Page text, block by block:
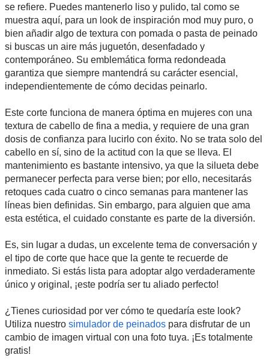
se refiere. Puedes mantenerlo liso y pulido, tal como se
muestra aquí, para un look de inspiración mod muy puro, o
bien añadir algo de textura con pomada o pasta de peinado
si buscas un aire más juguetón, desenfadado y
contemporáneo. Su emblemática forma redondeada
garantiza que siempre mantendrá su carácter esencial,
independientemente de cómo decidas peinarlo.
Este corte funciona de manera óptima en mujeres con una
textura de cabello de fina a media, y requiere de una gran
dosis de confianza para lucirlo con éxito. No se trata solo del
cabello en sí, sino de la actitud con la que se lleva. El
mantenimiento es bastante intensivo, ya que la silueta debe
permanecer perfecta para verse bien; por ello, necesitarás
retoques cada cuatro o cinco semanas para mantener las
líneas bien definidas. Sin embargo, para alguien que ama
esta estética, el cuidado constante es parte de la diversión.
Es, sin lugar a dudas, un excelente tema de conversación y
el tipo de corte que hace que la gente te recuerde de
inmediato. Si estás lista para adoptar algo verdaderamente
único y original, ¡este podría ser tu aliado perfecto!
¿Tienes curiosidad por ver cómo te quedaría este look?
Utiliza nuestro simulador de peinados para disfrutar de un
cambio de imagen virtual con una foto tuya. ¡Es totalmente
gratis!